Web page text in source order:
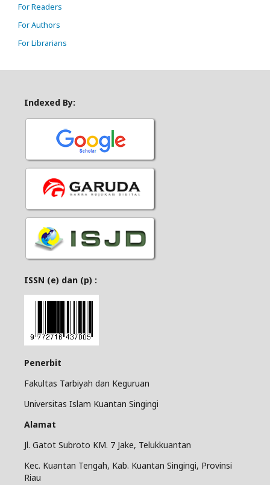
For Readers
For Authors
For Librarians
Indexed By:
ISSN (e) dan (p) :
Penerbit
Fakultas Tarbiyah dan Keguruan
Universitas Islam Kuantan Singingi
Alamat
Jl. Gatot Subroto KM. 7 Jake, Telukkuantan
Kec. Kuantan Tengah, Kab. Kuantan Singingi, Provinsi
Riau